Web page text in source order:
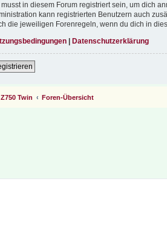
musst in diesem Forum registriert sein, um dich
kann registrierten Benutzern auch
die jeweiligen Forenregeln, wenn du dich in
Datenschutzerklärung
Z750 Twin Foren-Übersicht